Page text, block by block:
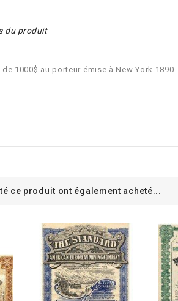
du produit
1000$ au porteur émise à New York 1890.
ce produit ont également acheté...